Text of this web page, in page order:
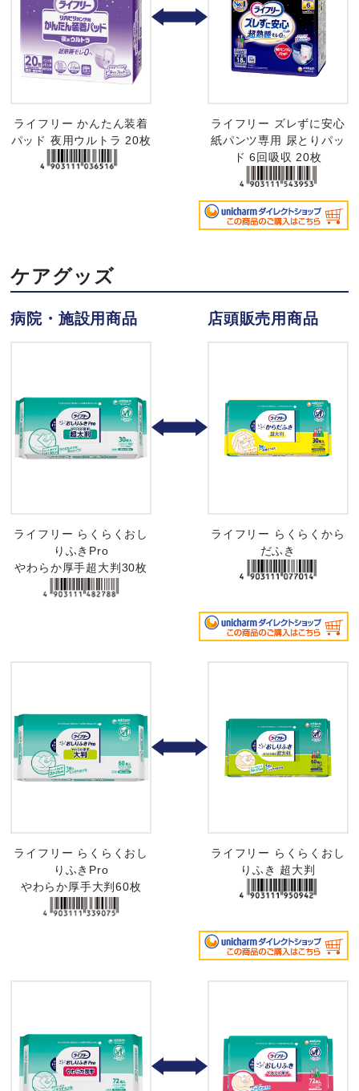
ライフリー かんたん装着
パッド 夜用ウルトラ 20枚
ライフリー ズレずに安心
紙パンツ専用 尿とりパッ
ド 6回吸収 20枚
ケアグッズ
病院・施設用商品 店頭販売用商品
ライフリー らくらくおし
りふきPro
やわらか厚手超大判30枚
ライフリー らくらくから
だふき
ライフリー らくらくおし
りふきPro
やわらか厚手大判60枚
ライフリー らくらくおし
りふき 超大判